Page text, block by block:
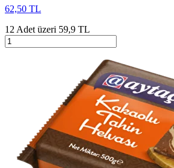
62,50 TL
12 Adet üzeri 59,9 TL